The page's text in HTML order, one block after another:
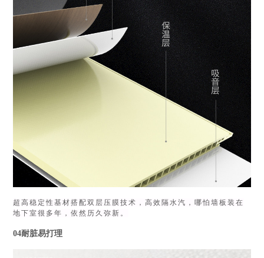
超高稳定性基材搭配双层压膜技术，高效隔水汽，哪怕墙板装在
地下室很多年，依然历久弥新。
04耐脏易打理